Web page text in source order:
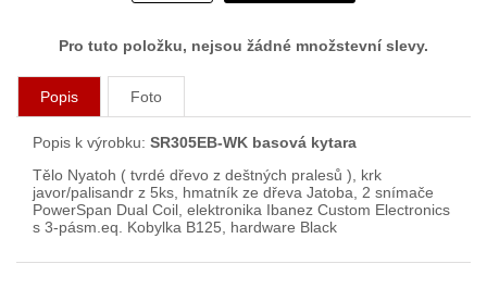
Pro tuto položku, nejsou žádné množstevní slevy.
Popis Foto
Popis k výrobku: SR305EB-WK basová kytara
Tělo Nyatoh ( tvrdé dřevo z deštných pralesů ), krk
javor/palisandr z 5ks, hmatník ze dřeva Jatoba, 2 snímače
PowerSpan Dual Coil, elektronika Ibanez Custom Electronics
s 3-pásm.eq. Kobylka B125, hardware Black